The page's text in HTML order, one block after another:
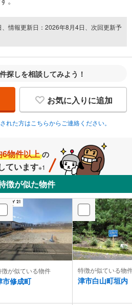
情報更新日：2026年8月4日、次回更新予
探しを相談してみよう！
お気に入りに追加
れた方はこちらからご連絡ください。
6物件以上 の
ています※1
徴が似た物件
徴が似ている物件
市修成町
特徴が似ている物
津市白山町垣内